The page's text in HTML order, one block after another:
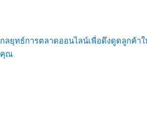
กลยุทธ์การตลาดออนไลน์เพื่อดึงดูดลูกค้า
คุณ